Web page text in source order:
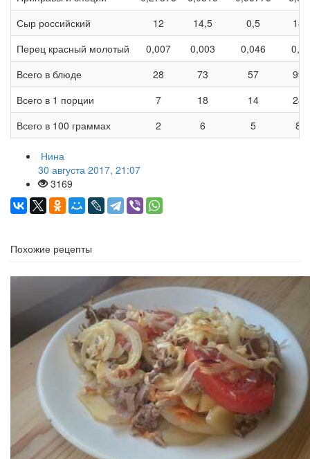
Сыр российский
12 14,5 0,5
180
Перец красный молотый
0,007 0,003 0,046
0,21
Всего в блюде
28 73 57
998
Всего в 1 порции
7 18 14
249
Всего в 100 граммах
2 6 5 87
Нина
30 августа 2017, 21:07
3169
Похожие рецепты